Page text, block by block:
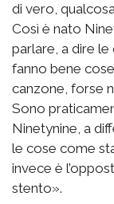
di vero,
Così è nato
parlare, a dire
fanno bene
canzone, forse
Sono
Ninetynine, a
le cose come
invece è
stento».